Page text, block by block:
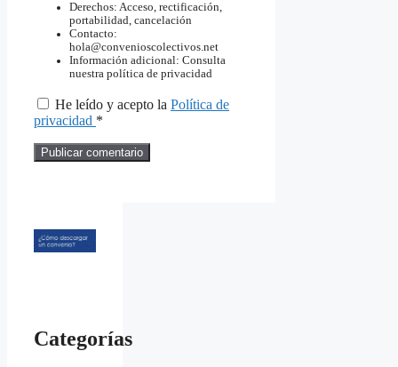
Derechos: Acceso, rectificación,
portabilidad, cancelación
Contacto:
hola@convenioscolectivos.net
Información adicional: Consulta
nuestra política de privacidad
He leído y acepto la Política de
privacidad *
Categorías